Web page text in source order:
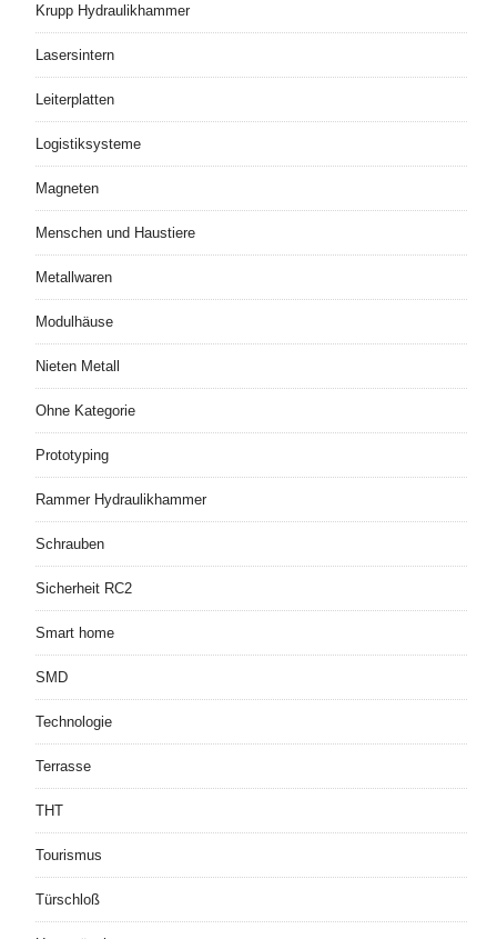
Krupp Hydraulikhammer
Lasersintern
Leiterplatten
Logistiksysteme
Magneten
Menschen und Haustiere
Metallwaren
Modulhäuse
Nieten Metall
Ohne Kategorie
Prototyping
Rammer Hydraulikhammer
Schrauben
Sicherheit RC2
Smart home
SMD
Technologie
Terrasse
THT
Tourismus
Türschloß